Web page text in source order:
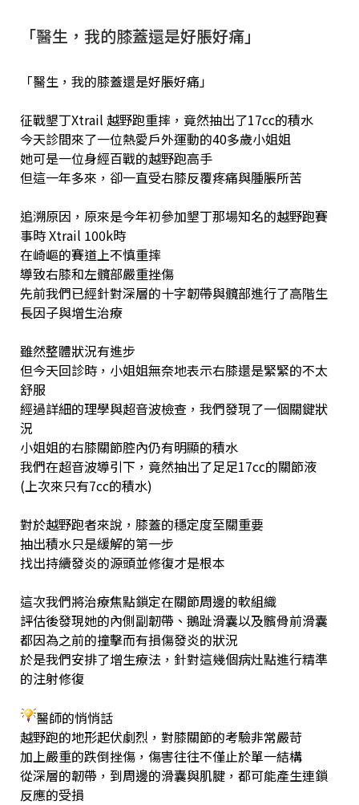
「醫生，我的膝蓋還是好脹好痛」
「醫生，我的膝蓋還是好脹好痛」
征戰墾丁Xtrail 越野跑重摔，竟然抽出了17cc的積水
今天診間來了一位熱愛戶外運動的40多歲小姐姐
她可是一位身經百戰的越野跑高手
但這一年多來，卻一直受右膝反覆疼痛與腫脹所苦
追溯原因，原來是今年初參加墾丁那場知名的越野跑賽
事時 Xtrail 100k時
在崎嶇的賽道上不慎重摔
導致右膝和左髖部嚴重挫傷
先前我們已經針對深層的十字韌帶與髖部進行了高階生
長因子與增生治療
雖然整體狀況有進步
但今天回診時，小姐姐無奈地表示右膝還是緊緊的不太
舒服
經過詳細的理學與超音波檢查，我們發現了一個關鍵狀
況
小姐姐的右膝關節腔內仍有明顯的積水
我們在超音波導引下，竟然抽出了足足17cc的關節液
(上次來只有7cc的積水)
對於越野跑者來說，膝蓋的穩定度至關重要
抽出積水只是緩解的第一步
找出持續發炎的源頭並修復才是根本
這次我們將治療焦點鎖定在關節周邊的軟組織
評估後發現她的內側副韌帶、鵝趾滑囊以及髕骨前滑囊
都因為之前的撞擊而有損傷發炎的狀況
於是我們安排了增生療法，針對這幾個病灶點進行精準
的注射修復
醫師的悄悄話
越野跑的地形起伏劇烈，對膝關節的考驗非常嚴苛
加上嚴重的跌倒挫傷，傷害往往不僅止於單一結構
從深層的韌帶，到周邊的滑囊與肌腱，都可能產生連鎖
反應的受損